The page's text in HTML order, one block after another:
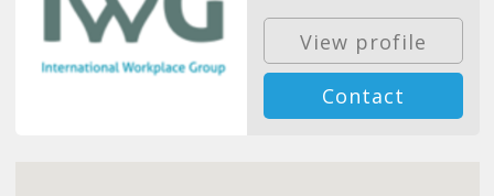
View profile
Contact